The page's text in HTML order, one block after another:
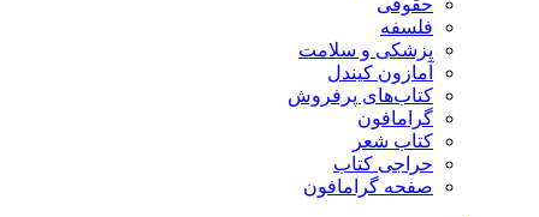
حقوقی
فلسفه
پزشکی و سلامت
آمازون کیندل
کتاب‌های پرفروش
گرامافون
کتاب شعر
حراجی کتاب
صفحه گرامافون